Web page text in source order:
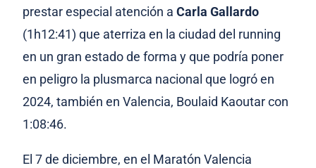
prestar especial atención aCarla Gallardo
(1h12:41) que aterriza en la ciudad del running
en un gran estado de forma y que podría poner
en peligro la plusmarca nacional que logró en
2024, también en Valencia, Boulaid Kaoutar con
1:08:46.
El 7 de diciembre, en el Maratón Valencia